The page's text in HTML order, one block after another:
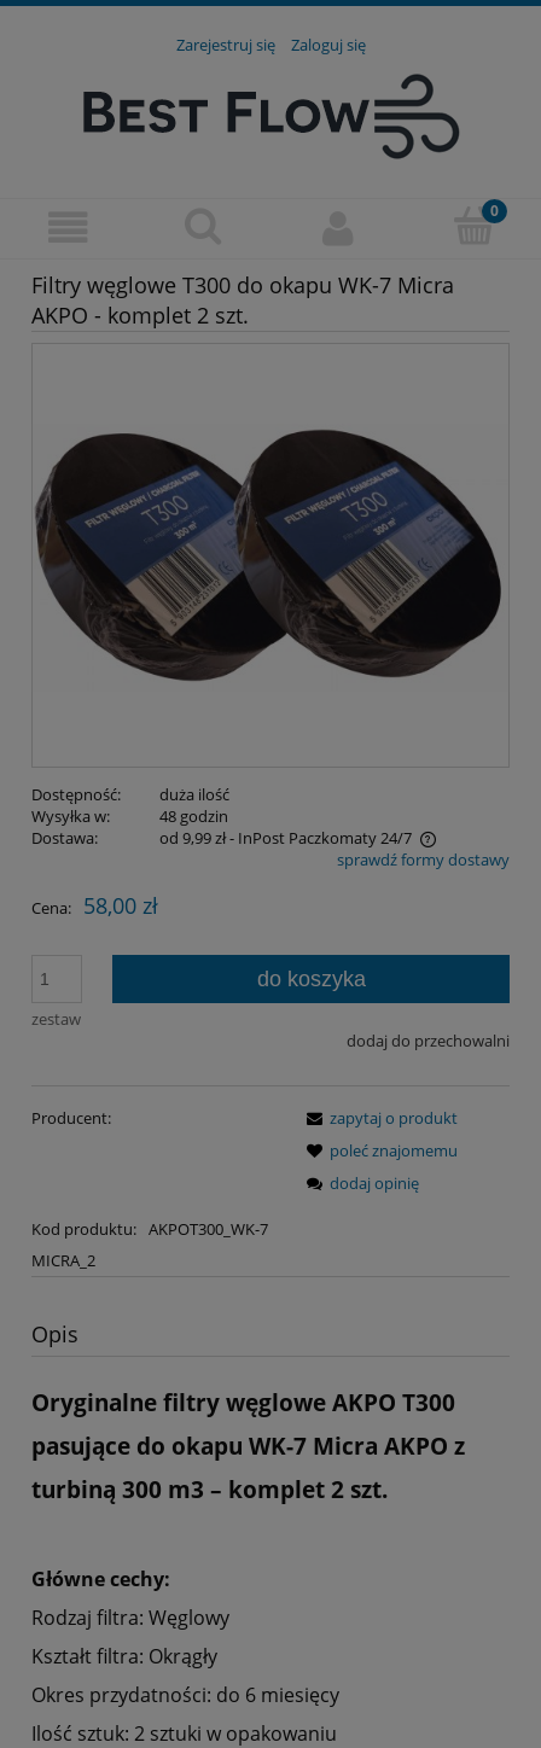
Zarejestruj się Zaloguj się
Filtry węglowe T300 do okapu WK-7 Micra
AKPO - komplet 2 szt.
Dostępność:
duża ilość
Wysyłka w:
48 godzin
Dostawa:
od 9,99 zł- InPost Paczkomaty 24/7
Cena nie zawiera ewentualnych kosztów płatnościsprawdź formy dostawy
Cena: 58,00 zł
zestaw
do koszyka
dodaj do przechowalni
Producent:
Kod produktu: AKPOT300_WK-7
MICRA_2
zapytaj o produkt
poleć znajomemu
dodaj opinię
Opis
Oryginalne filtry węglowe AKPO T300
pasujące do okapu WK-7 Micra AKPO z
turbiną 300 m3 – komplet 2 szt.
Główne cechy:
Rodzaj filtra: Węglowy
Kształt filtra: Okrągły
Okres przydatności: do 6 miesięcy
Ilość sztuk: 2 sztuki w opakowaniu